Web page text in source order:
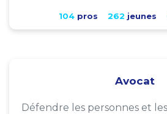
104pros 262 jeunes
Avocat
Défendre les personnes et